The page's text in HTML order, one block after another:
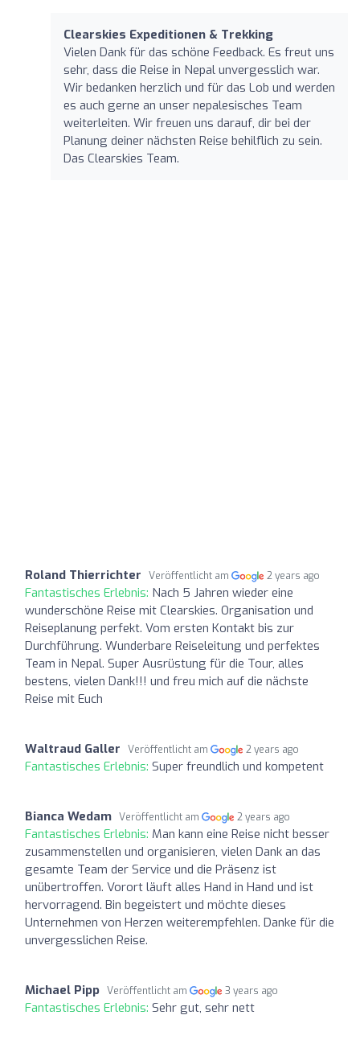
Clearskies Expeditionen & Trekking
Vielen Dank für das schöne Feedback. Es freut uns
sehr, dass die Reise in Nepal unvergesslich war.
Wir bedanken herzlich und für das Lob und werden
es auch gerne an unser nepalesisches Team
weiterleiten. Wir freuen uns darauf, dir bei der
Planung deiner nächsten Reise behilflich zu sein.
Das Clearskies Team.
Roland Thierrichter Veröffentlicht am 2 years ago
Fantastisches Erlebnis: Nach 5 Jahren wieder eine
wunderschöne Reise mit Clearskies. Organisation und
Reiseplanung perfekt. Vom ersten Kontakt bis zur
Durchführung. Wunderbare Reiseleitung und perfektes
Team in Nepal. Super Ausrüstung für die Tour, alles
bestens, vielen Dank!!! und freu mich auf die nächste
Reise mit Euch
Waltraud Galler Veröffentlicht am 2 years ago
Fantastisches Erlebnis: Super freundlich und kompetent
Bianca Wedam Veröffentlicht am 2 years ago
Fantastisches Erlebnis: Man kann eine Reise nicht besser
zusammenstellen und organisieren, vielen Dank an das
gesamte Team der Service und die Präsenz ist
unübertroffen. Vorort läuft alles Hand in Hand und ist
hervorragend. Bin begeistert und möchte dieses
Unternehmen von Herzen weiterempfehlen. Danke für die
unvergesslichen Reise.
Michael Pipp Veröffentlicht am 3 years ago
Fantastisches Erlebnis: Sehr gut, sehr nett